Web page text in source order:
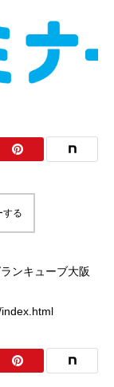
する
ンキューブ大阪